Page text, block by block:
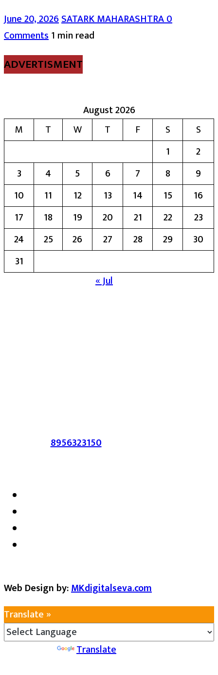
June 20, 2026SATARK MAHARASHTRA0
Comments1 min read
ADVERTISMENT
August 2026
M
T W T F S
S
1
2
3
4 5 6 7 8
9
10
11 12 13 14 15
16
17
18 19 20 21 22
23
24
25 26 27 28 29
30
31
« Jul
संपर्क :-8956323150/ ईमेल :-
Web Design by:MKdigitalseva.com
Translate »
Translate